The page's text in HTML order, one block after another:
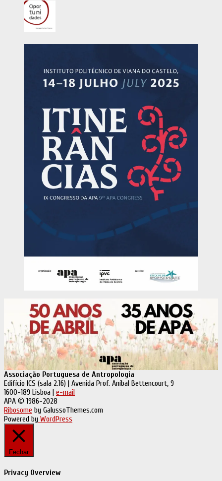
Associação Portuguesa de Antropologia
Edifício ICS (sala 2.16) | Avenida Prof. Aníbal Bettencourt, 9
1600-189 Lisboa | e-mail
APA © 1986-2028
Ribosome by GalussoThemes.com
Powered by WordPress
Fechar
Privacy Overview